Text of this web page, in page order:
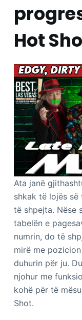
Hot
Ata janë
shkak të lojës
të shpejta. Nëse
tabelën e
numrin, do të
mirë me
duhurin për ju.
njohur me
kohë për të
Shot.